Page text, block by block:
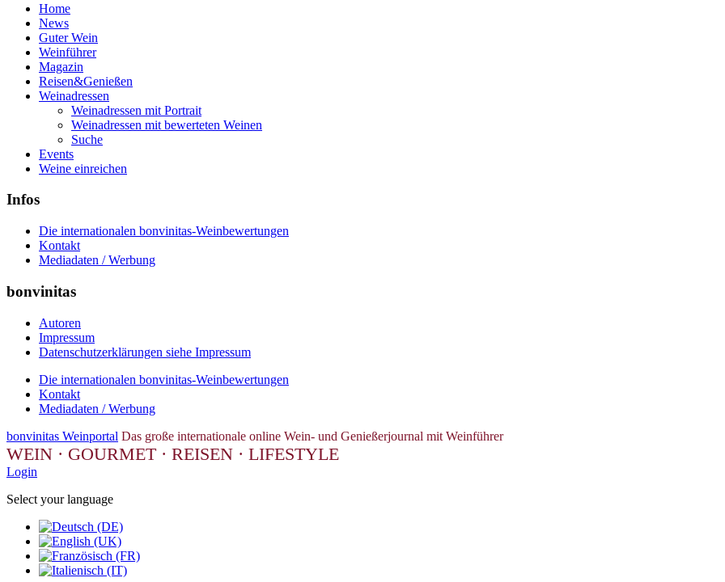
Home
News
Guter Wein
Weinführer
Magazin
Reisen&Genießen
Weinadressen
Weinadressen mit Portrait
Weinadressen mit bewerteten Weinen
Suche
Events
Weine einreichen
Infos
Die internationalen bonvinitas-Weinbewertungen
Kontakt
Mediadaten / Werbung
bonvinitas
Autoren
Impressum
Datenschutzerklärungen siehe Impressum
Die internationalen bonvinitas-Weinbewertungen
Kontakt
Mediadaten / Werbung
bonvinitas Weinportal Das große internationale online Wein- und Genießerjournal mit Weinführer
WEIN · GOURMET · REISEN · LIFESTYLE
Login
Select your language